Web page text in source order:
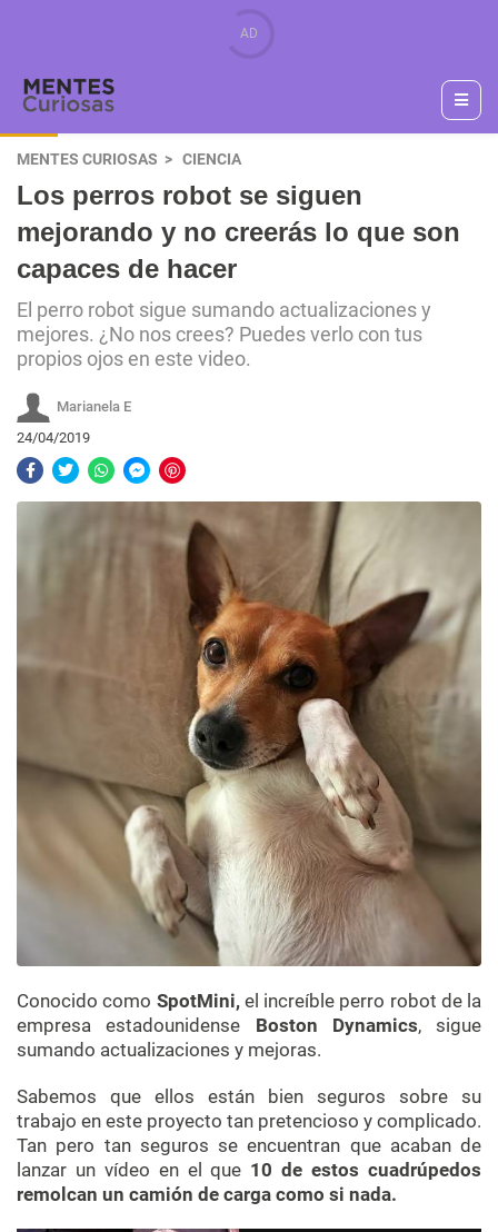
MENTES CURIOSAS CIENCIA
Los perros robot se siguen
mejorando y no creerás lo que son
capaces de hacer
El perro robot sigue sumando actualizaciones y
mejores. ¿No nos crees? Puedes verlo con tus
propios ojos en este video.
Marianela E
24/04/2019
Conocido como SpotMini,el increíble perro robot de la
empresa estadounidense Boston Dynamics, sigue
sumando actualizaciones y mejoras.
Sabemos que ellos están bien seguros sobre su
trabajo en este proyecto tan pretencioso y complicado.
Tan pero tan seguros se encuentran que acaban de
lanzar un vídeo en el que 10 de estos cuadrúpedos
remolcan un camión de carga como si nada.